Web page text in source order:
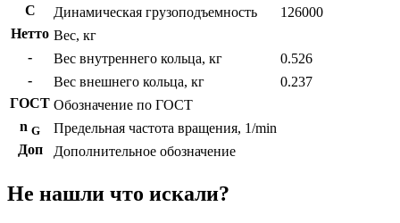
C
Динамическая грузоподъемность
126000
Нетто Вес, кг
-
Вес внутреннего кольца, кг
0.526
-
Вес внешнего кольца, кг
0.237
ГОСТ Обозначение по ГОСТ
n G
Предельная частота вращения, 1/min
Доп
Дополнительное обозначение
Не нашли что искали?